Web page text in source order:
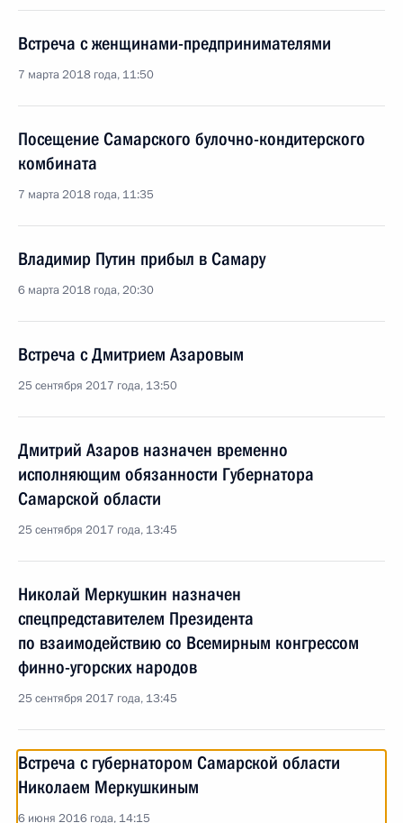
Встреча с женщинами-предпринимателями
7 марта 2018 года, 11:50
Посещение Самарского булочно-кондитерского
комбината
7 марта 2018 года, 11:35
Владимир Путин прибыл в Самару
6 марта 2018 года, 20:30
Встреча с Дмитрием Азаровым
25 сентября 2017 года, 13:50
Дмитрий Азаров назначен временно
исполняющим обязанности Губернатора
Самарской области
25 сентября 2017 года, 13:45
Николай Меркушкин назначен
спецпредставителем Президента
по взаимодействию со Всемирным конгрессом
финно-угорских народов
25 сентября 2017 года, 13:45
Встреча с губернатором Самарской области
Николаем Меркушкиным
6 июня 2016 года, 14:15